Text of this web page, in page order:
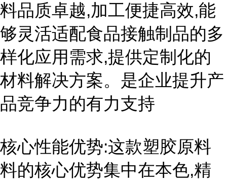
料品质卓越,加工便捷高效,能
够灵活适配食品接触制品的多
样化应用需求,提供定制化的
材料解决方案。是企业提升产
品竞争力的有力支持
核心性能优势:这款塑胶原料
料的核心优势集中在本色,精